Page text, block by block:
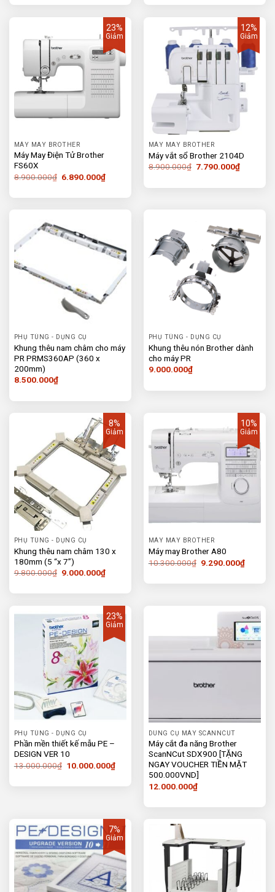
23%
Giảm
MÁY MAY BROTHER
Máy May Điện Tử Brother
FS60X
8.900.000₫ Giá
8.900.000₫.
6.890.000₫Giá
hiện
là:
12%
Giảm
MÁY MAY BROTHER
Máy vắt sổ Brother 2104D
8.900.000₫ Giá
8.900.000₫.
7.790.000₫Giá
hiện
là:
PHỤ TÙNG - DỤNG CỤ
Khung thêu nam châm cho máy
PR PRMS360AP (360 x
200mm)
8.500.000₫
PHỤ TÙNG - DỤNG CỤ
Khung thêu nón Brother dành
cho máy PR
9.000.000₫
8%
Giảm
PHỤ TÙNG - DỤNG CỤ
Khung thêu nam châm 130 x
180mm (5 “x 7”)
9.800.000₫ Giá
9.800.000₫.
9.000.000₫Giá
hiện
là:
9.000.000₫.
10%
Giảm
MÁY MAY BROTHER
Máy may Brother A80
10.300.000₫ Giá
10.300.000₫.
9.290.000₫Giá
hiện
là:
23%
Giảm
PHỤ TÙNG - DỤNG CỤ
Phần mền thiết kế mẫu PE –
DESIGN VER 10
13.000.000₫ Giá
13.000.000₫.
10.000.000₫Giá
hiện
là:
DUNG CỤ MÁY SCANNCUT
Máy cắt đa năng Brother
ScanNCut SDX900 [TẶNG
NGAY VOUCHER TIỀN MẶT
500.000VND]
12.000.000₫
7%
Giảm